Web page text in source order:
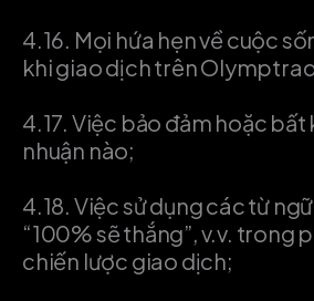
4.16. Mọi hứa hẹn về cuộc
khi giao dịch trên
4.17. Việc bảo đảm hoặc bất
nhuận nào;
4.18. Việc sử dụng các từ
“100% sẽ thắng”, v.v. trong
chiến lược giao dịch;